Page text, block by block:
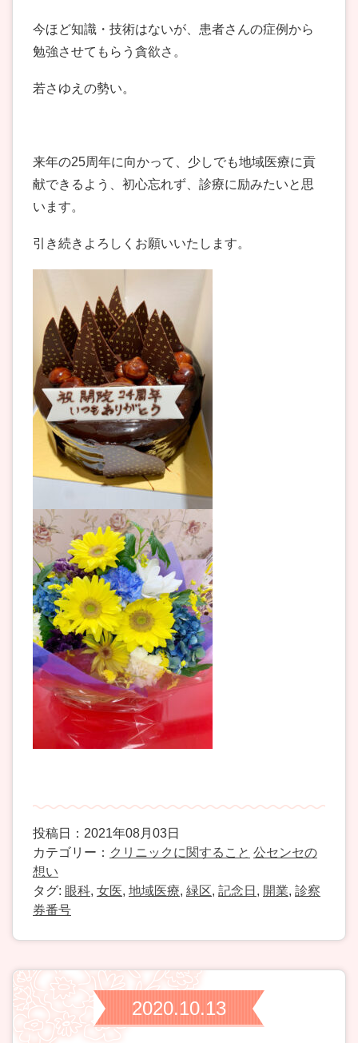
今ほど知識・技術はないが、患者さんの症例から
勉強させてもらう貪欲さ。
若さゆえの勢い。
来年の25周年に向かって、少しでも地域医療に貢
献できるよう、初心忘れず、診療に励みたいと思
います。
引き続きよろしくお願いいたします。
投稿日：2021年08月03日
カテゴリー： クリニックに関すること 公センセの
想い
タグ: 眼科, 女医, 地域医療, 緑区, 記念日 , 開業, 診察
券番号
2020.10.13